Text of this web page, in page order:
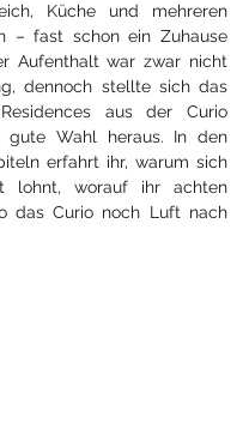
Küche und mehreren
– fast schon ein Zuhause
Aufenthalt war zwar nicht
dennoch stellte sich das
aus der Curio
gute Wahl heraus. In den
erfahrt ihr, warum sich
lohnt, worauf ihr achten
das Curio noch Luft nach